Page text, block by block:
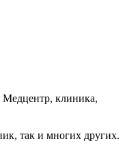
Медцентр, клиника,
так и многих других.